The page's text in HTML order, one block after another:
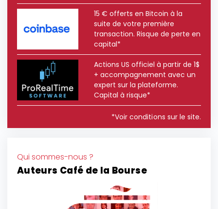
15 € offerts en Bitcoin à la
suite de votre première
transaction. Risque de perte en
capital*
Actions US officiel à partir de 1$
+ accompagnement avec un
expert sur la plateforme.
Capital à risque*
*Voir conditions sur le site.
Qui sommes-nous ?
Auteurs Café de la Bourse